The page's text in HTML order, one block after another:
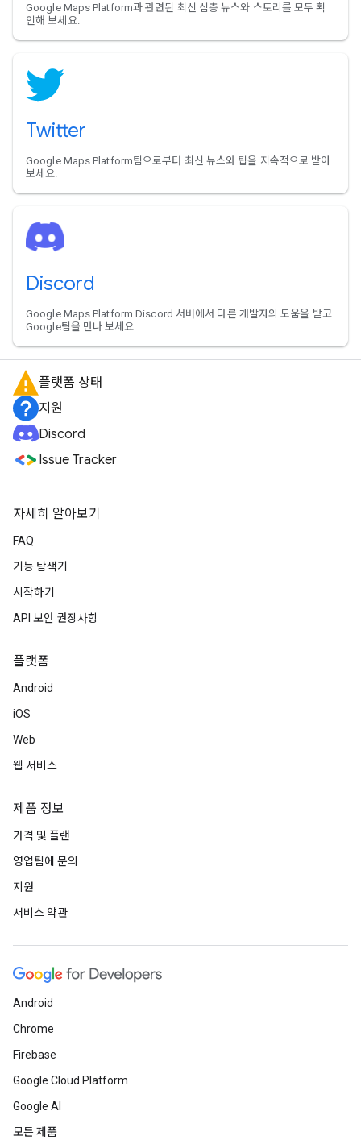
Google Maps Platform과 관련된 최신 심층 뉴스와 스토리를 모두 확
인해 보세요.
Twitter
Google Maps Platform팀으로부터 최신 뉴스와 팁을 지속적으로 받아
보세요.
Discord
Google Maps Platform Discord 서버에서 다른 개발자의 도움을 받고
Google팀을 만나 보세요.
플랫폼 상태
지원
Discord
Issue Tracker
자세히 알아보기
FAQ
기능 탐색기
시작하기
API 보안 권장사항
플랫폼
Android
iOS
Web
웹 서비스
제품 정보
가격 및 플랜
영업팀에 문의
지원
서비스 약관
Android
Chrome
Firebase
Google Cloud Platform
Google AI
모든 제품